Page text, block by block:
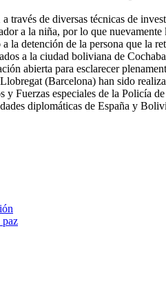
de diversas técnicas de
a la niña, por lo que
la detención de la persona que la
a la ciudad boliviana de
abierta para esclarecer
(Barcelona) han sido
especiales de la Policía
diplomáticas de España y
paz